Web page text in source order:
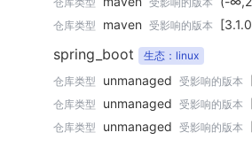
仓库类型 maven 受影响的版本
spring_boot
生态：linux
仓库类型
unmanaged 受影响的版本
仓库类型 unmanaged 受影响的版本
仓库类型 unmanaged 受影响的版本